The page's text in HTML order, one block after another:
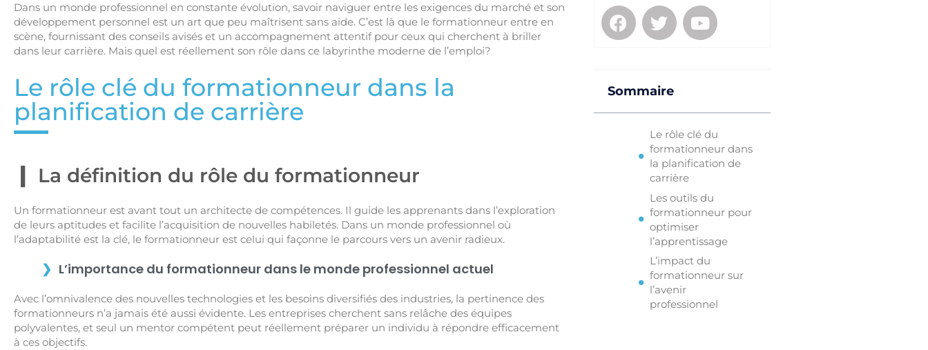
Dans un monde professionnel en constante évolution, savoir naviguer entre les exigences du marché et son
développement personnel est un art que peu maîtrisent sans aide. C’est là que le formationneur entre en
scène, fournissant des conseils avisés et un accompagnement attentif pour ceux qui cherchent à briller
dans leur carrière. Mais quel est réellement son rôle dans ce labyrinthe moderne de l’emploi?
Le rôle clé du formationneur dans la
planification de carrière
La définition du rôle du formationneur
Un formationneur est avant tout un architecte de compétences. Il guide les apprenants dans l’exploration
de leurs aptitudes et facilite l’acquisition de nouvelles habiletés. Dans un monde professionnel où
l’adaptabilité est la clé, le formationneur est celui qui façonne le parcours vers un avenir radieux.
L’importance du formationneur dans le monde professionnel actuel
Avec l’omnivalence des nouvelles technologies et les besoins diversifiés des industries, la pertinence des
formationneurs n’a jamais été aussi évidente. Les entreprises cherchent sans relâche des équipes
polyvalentes, et seul un mentor compétent peut réellement préparer un individu à répondre efficacement
à ces objectifs.
Sommaire
Le rôle clé du
formationneur dans
la planification de
carrière
Les outils du
formationneur pour
optimiser
l’apprentissage
L’impact du
formationneur sur
l’avenir
professionnel